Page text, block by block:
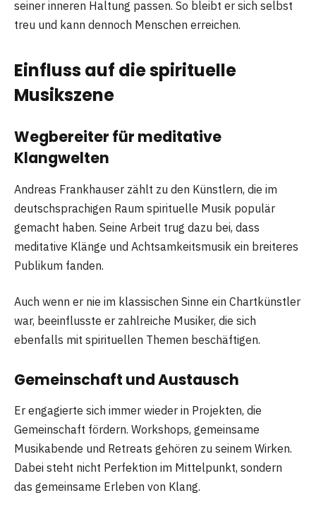
seiner inneren Haltung passen. So bleibt er sich selbst
treu und kann dennoch Menschen erreichen.
Einfluss auf die spirituelle
Musikszene
Wegbereiter für meditative
Klangwelten
Andreas Frankhauser zählt zu den Künstlern, die im
deutschsprachigen Raum spirituelle Musik populär
gemacht haben. Seine Arbeit trug dazu bei, dass
meditative Klänge und Achtsamkeitsmusik ein breiteres
Publikum fanden.
Auch wenn er nie im klassischen Sinne ein Chartkünstler
war, beeinflusste er zahlreiche Musiker, die sich
ebenfalls mit spirituellen Themen beschäftigen.
Gemeinschaft und Austausch
Er engagierte sich immer wieder in Projekten, die
Gemeinschaft fördern. Workshops, gemeinsame
Musikabende und Retreats gehören zu seinem Wirken.
Dabei steht nicht Perfektion im Mittelpunkt, sondern
das gemeinsame Erleben von Klang.